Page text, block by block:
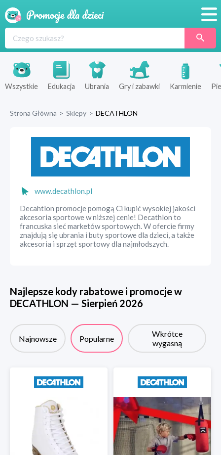
Produkty
Sklepy
Wszystkie Edukacja Ubrania Gry i zabawki Karmienie
Strona Główna > Sklepy > DECATHLON
www.decathlon.pl
Decahtlon promocje pomogą Ci kupić wysokiej jakości
akcesoria sportowe w niższej cenie! Decathlon to
francuska sieć marketów sportowych. W ofercie firmy
znajdują się ubrania i buty sportowe dla dzieci, a także
akcesoria i sprzęt sportowy dla najmłodszych.
Najlepsze kody rabatowe i promocje w
DECATHLON — Sierpień 2026
Najnowsze Popularne
Wkrótce
wygasną